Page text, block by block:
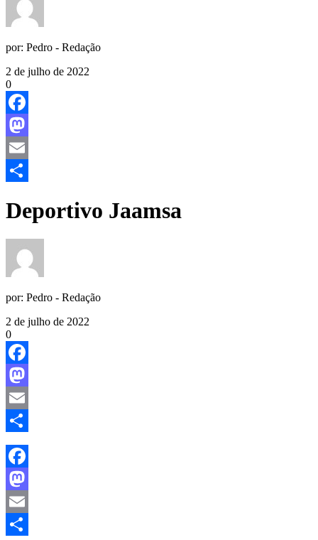
por: Pedro - Redação
2 de julho de 2022
0
Facebook
Mastodon
Email
Deportivo Jaamsa
por: Pedro - Redação
2 de julho de 2022
0
Facebook
Mastodon
Email
Share
Facebook
Mastodon
Email